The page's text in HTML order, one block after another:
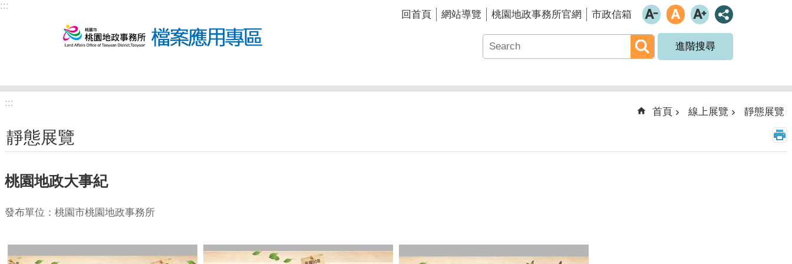
跳到主要內容區塊
:::
回首頁 網站導覽 桃園地政事務所官網 市政信箱
進階搜尋
:::
首頁 線上展覽 靜態展覽
靜態展覽
桃園地政大事紀
發布單位：桃園市桃園地政事務所